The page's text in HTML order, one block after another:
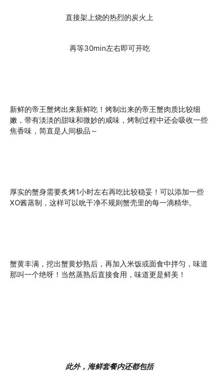
直接架上烧的热烈的炭火上
再等30min左右即可开吃
新鲜的帝王蟹烤出来新鲜吃！烤制出来的帝王蟹肉质比较细
嫩，带有淡淡的甜味和微妙的咸味，烤制过程中还会吸收一些
焦香味，简直是人间极品～
厚实的蟹身需要炙烤1小时左右再吃比较稳妥！可以添加一些
XO酱蒸制，这样可以吮干净不规则蟹壳里的每一滴精华。
蟹黄丰满，挖出蟹黄炒熟后，再加入米饭或面食中拌匀，味道
那叫一个绝呀！当然蒸熟后直接食用，味道更是鲜美！
此外，海鲜套餐内还都包括